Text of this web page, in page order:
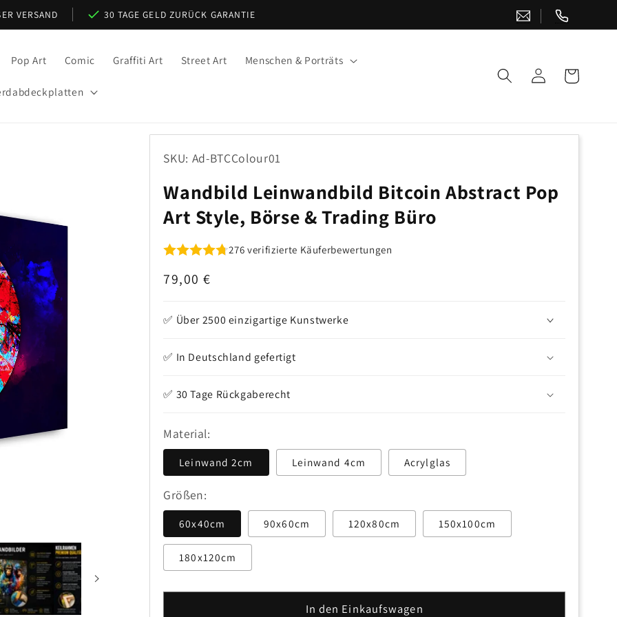
VERSAND 30 TAGE GELD ZURÜCK GARANTIE
Pop Art Comic Graffiti Art Street Art Menschen & Porträts
EinloggenWarenkorb
SKU: Ad-BTCColour01
Wandbild Leinwandbild Bitcoin Abstract Pop
Art Style, Börse & Trading Büro
276 verifizierte Käuferbewertungen
Normaler
79,00 €
✅ Über 2500 einzigartige Kunstwerke
✅ In Deutschland gefertigt
✅ 30 Tage Rückgaberecht
Material:
Leinwand 2cm Leinwand 4cm Acrylglas
Größen:
60x40cm 90x60cm 120x80cm 150x100cm
180x120cm
In den Einkaufswagen